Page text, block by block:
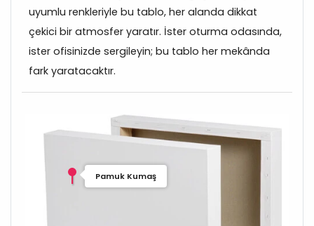
uyumlu renkleriyle bu tablo, her alanda dikkat
çekici bir atmosfer yaratır. İster oturma odasında,
ister ofisinizde sergileyin; bu tablo her mekânda
fark yaratacaktır.
Pamuk Kumaş